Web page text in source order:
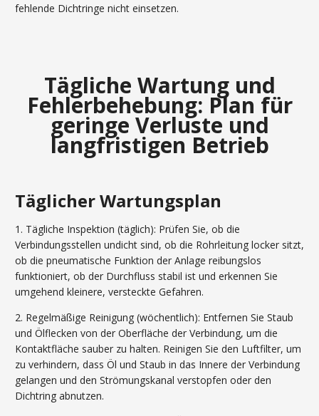
fehlende Dichtringe nicht einsetzen.
Tägliche Wartung und
Fehlerbehebung: Plan für
geringe Verluste und
langfristigen Betrieb
Täglicher Wartungsplan
1. Tägliche Inspektion (täglich): Prüfen Sie, ob die
Verbindungsstellen undicht sind, ob die Rohrleitung locker sitzt,
ob die pneumatische Funktion der Anlage reibungslos
funktioniert, ob der Durchfluss stabil ist und erkennen Sie
umgehend kleinere, versteckte Gefahren.
2. Regelmäßige Reinigung (wöchentlich): Entfernen Sie Staub
und Ölflecken von der Oberfläche der Verbindung, um die
Kontaktfläche sauber zu halten. Reinigen Sie den Luftfilter, um
zu verhindern, dass Öl und Staub in das Innere der Verbindung
gelangen und den Strömungskanal verstopfen oder den
Dichtring abnutzen.